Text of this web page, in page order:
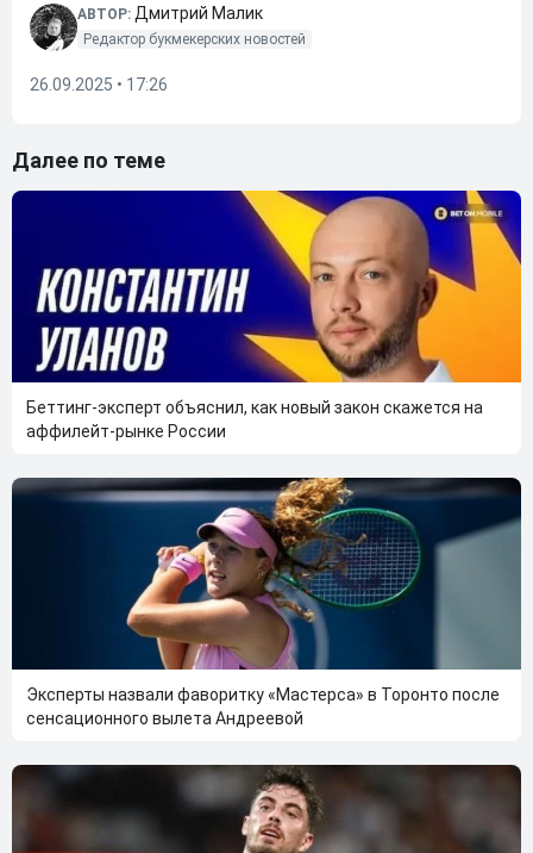
АВТОР: Дмитрий Малик
Редактор букмекерских новостей
26.09.2025 • 17:26
Далее по теме
Беттинг-эксперт объяснил, как новый закон скажется на
аффилейт-рынке России
Эксперты назвали фаворитку «Мастерса» в Торонто после
сенсационного вылета Андреевой